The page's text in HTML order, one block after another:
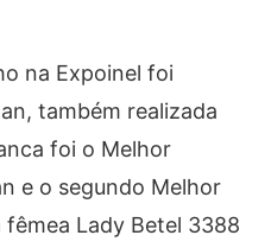
na Expoinel foi
também realizada
foi o Melhor
e o segundo Melhor
Lady Betel 3388